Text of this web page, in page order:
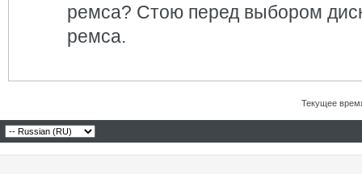
ремса? Стою перед выбором
ремса.
Текущее